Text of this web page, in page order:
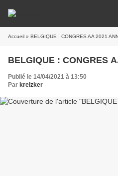
Accueil » BELGIQUE : CONGRES AA 2021
BELGIQUE : CONGRES
Publié le 14/04/2021 à 13:50
Par kreizker